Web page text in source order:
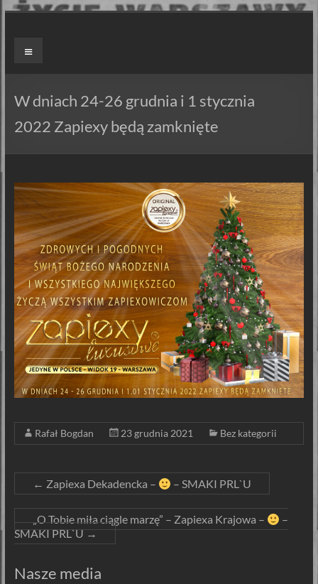
Skip
ZAPIEXY
–
SMAK
PRL`U
ORYGINALNE!
Są
Zapiekanki
i
są
Zapiexy.
Menu
W dniach 24-26 grudnia i 1 stycznia
2022 Zapiexy będą zamknięte
Rafał Bogdan 23 grudnia 2021 Bez kategorii
← Zapiexa Dekadencka – – SMAKI PRL`U
„O Tobie miła ciągle marzę” – Zapiexa Krajowa –
–
SMAKI PRL`U→
Nasze media